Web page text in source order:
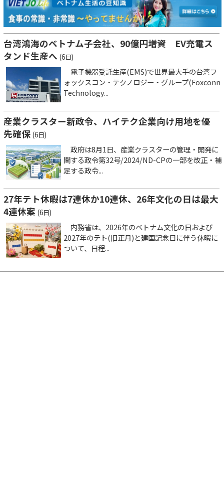
台湾鴻海のベトナム子会社、90億円増資 EV充電ス
タンド生産へ (6日)
電子機器受託生産(EMS)で世界最大手の台湾フ
ォックスコン・テクノロジー・グループ(Foxconn
Technology...
産業クラスター新政令、ハイテク企業向け用地を優
先確保 (6日)
政府は8月1日、産業クラスターの管理・開発に
関する政令第32号/2024/ND-CPの一部を改正・補
足する政令...
27年テト休暇は7連休か10連休、26年文化の日は最大
4連休案 (6日)
内務省は、2026年のベトナム文化の日および
2027年のテト(旧正月)と建国記念日に伴う休暇に
ついて、日程...